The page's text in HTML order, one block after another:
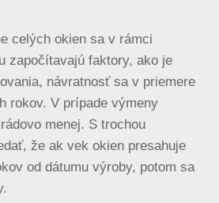
celých okien sa v rámci
započítavajú faktory, ako je
návratnosť sa v priemere
rokov. V prípade výmeny
menej. S trochou
že ak vek okien presahuje
od dátumu výroby, potom sa